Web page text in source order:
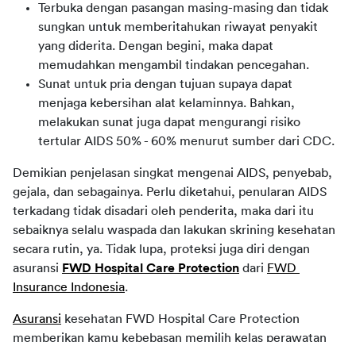
Terbuka dengan pasangan masing-masing dan tidak
sungkan untuk memberitahukan riwayat penyakit
yang diderita. Dengan begini, maka dapat
memudahkan mengambil tindakan pencegahan.
Sunat untuk pria dengan tujuan supaya dapat
menjaga kebersihan alat kelaminnya. Bahkan,
melakukan sunat juga dapat mengurangi risiko
tertular AIDS 50% - 60% menurut sumber dari CDC.
Demikian penjelasan singkat mengenai AIDS, penyebab,
gejala, dan sebagainya. Perlu diketahui, penularan AIDS
terkadang tidak disadari oleh penderita, maka dari itu
sebaiknya selalu waspada dan lakukan skrining kesehatan
secara rutin, ya. Tidak lupa, proteksi juga diri dengan
asuransi FWD Hospital Care Protection dari FWD
Insurance Indonesia.
Asuransi kesehatan FWD Hospital Care Protection
memberikan kamu kebebasan memilih kelas perawatan